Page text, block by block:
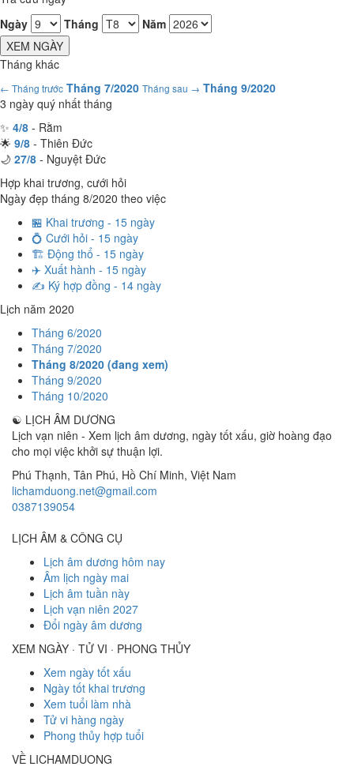
Ngày
Tháng
Năm
XEM NGÀY
Tháng khác
← Tháng trước Tháng 7/2020 Tháng sau → Tháng 9/2020
3 ngày quý nhất tháng
✨ 4/8 - Rằm
🌟 9/8 - Thiên Đức
🌙 27/8 - Nguyệt Đức
Hợp khai trương, cưới hỏi
Ngày đẹp tháng 8/2020 theo việc
🏪 Khai trương - 15 ngày
💍 Cưới hỏi - 15 ngày
🏗️ Động thổ - 15 ngày
✈️ Xuất hành - 15 ngày
✍️ Ký hợp đồng - 14 ngày
Lịch năm 2020
Tháng 6/2020
Tháng 7/2020
Tháng 8/2020 (đang xem)
Tháng 9/2020
Tháng 10/2020
☯ LỊCH ÂM DƯƠNG
Lịch vạn niên - Xem lịch âm dương, ngày tốt xấu, giờ hoàng đạo
cho mọi việc khởi sự thuận lợi.
Phú Thạnh, Tân Phú, Hồ Chí Minh, Việt Nam
lichamduong.net@gmail.com
0387139054
LỊCH ÂM & CÔNG CỤ
Lịch âm dương hôm nay
Âm lịch ngày mai
Lịch âm tuần này
Lịch vạn niên 2027
Đổi ngày âm dương
XEM NGÀY · TỬ VI · PHONG THỦY
Xem ngày tốt xấu
Ngày tốt khai trương
Xem tuổi làm nhà
Tử vi hàng ngày
Phong thủy hợp tuổi
VỀ LICHAMDUONG